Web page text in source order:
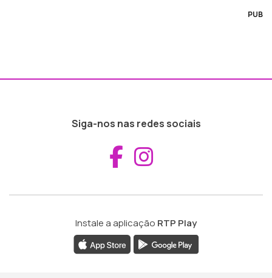
PUB
Siga-nos nas redes sociais
Aceder ao
Instale a aplicação RTP Play